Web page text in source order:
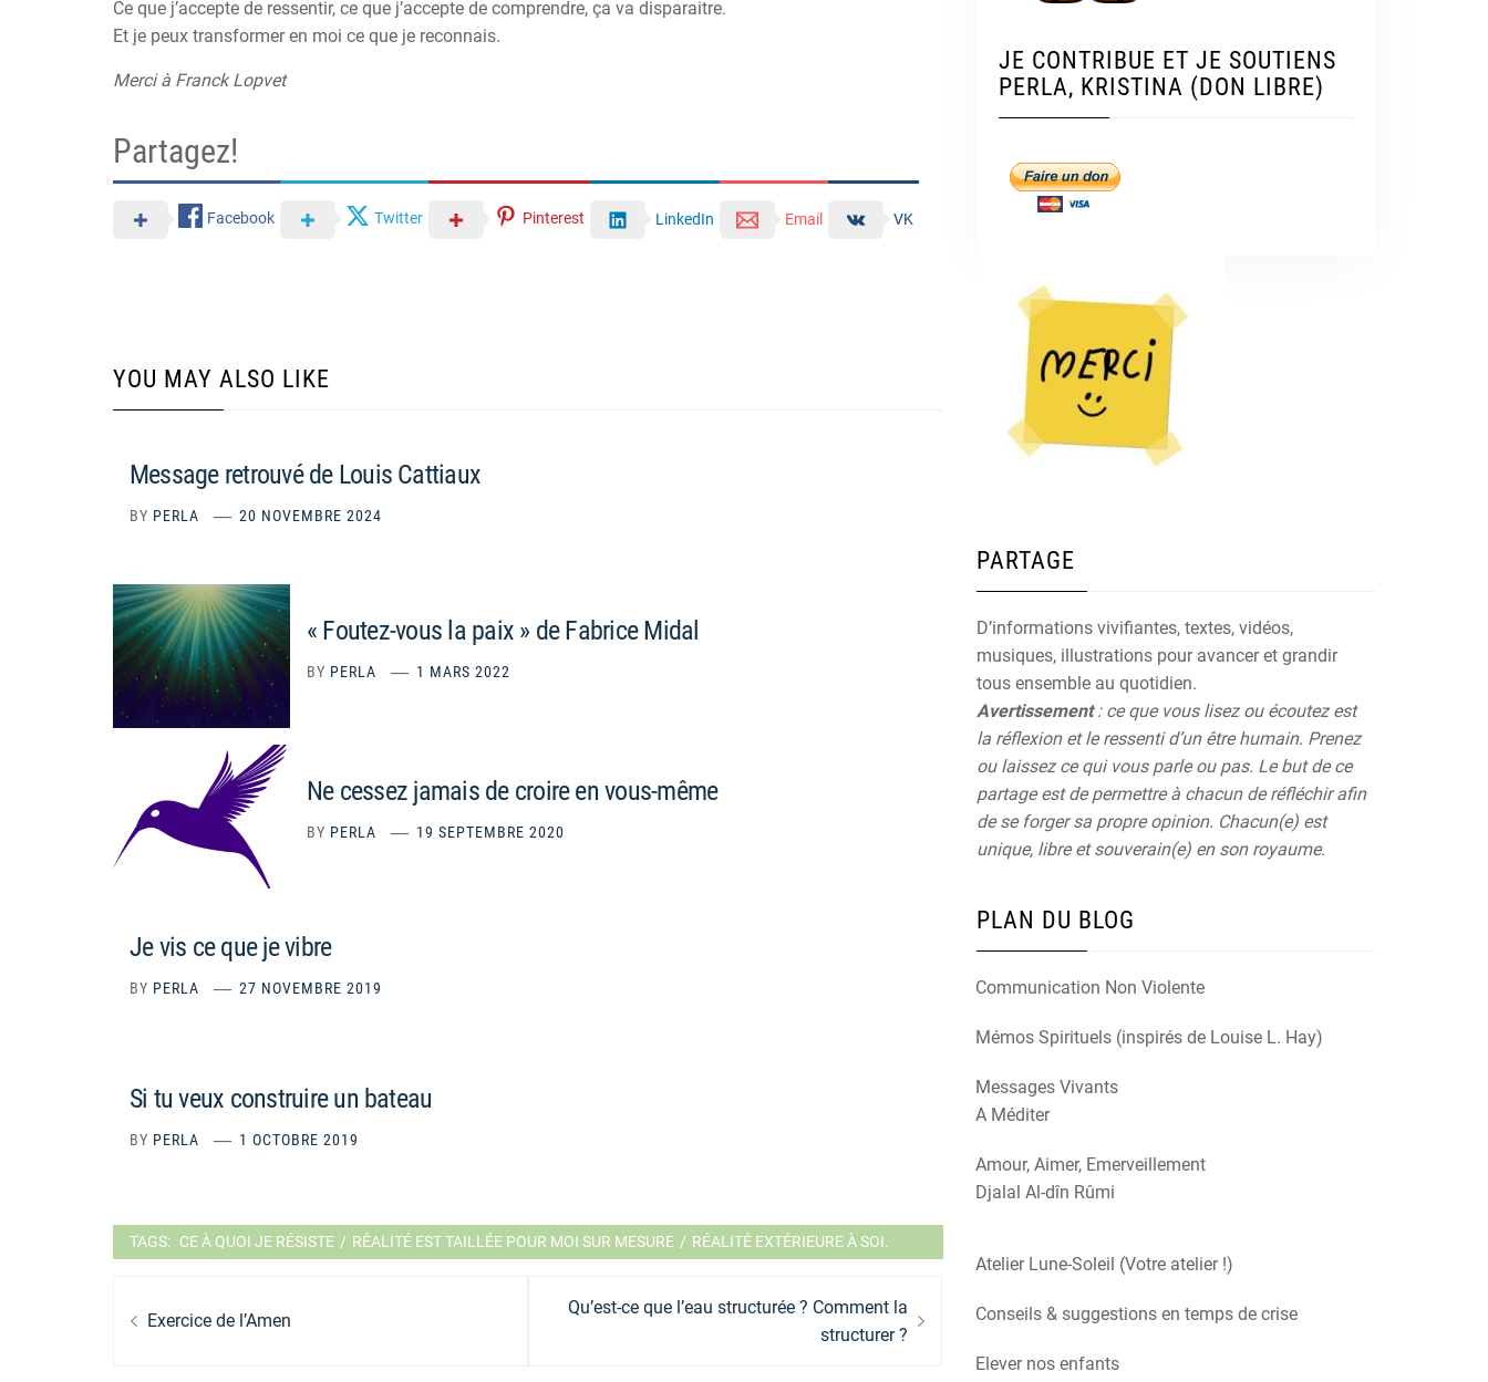
Ce que j’accepte de ressentir, ce que j’accepte de comprendre, ça va disparaitre.
Et je peux transformer en moi ce que je reconnais.
Merci à Franck Lopvet
Partagez!
Facebook Twitter Pinterest LinkedIn Email VK
YOU MAY ALSO LIKE
Message retrouvé de Louis Cattiaux
BY PERLA 20 NOVEMBRE 2024
« Foutez-vous la paix » de Fabrice Midal
BY PERLA 1 MARS 2022
Ne cessez jamais de croire en vous-même
BY PERLA 19 SEPTEMBRE 2020
Je vis ce que je vibre
BY PERLA 27 NOVEMBRE 2019
Si tu veux construire un bateau
BY PERLA 1 OCTOBRE 2019
TAGS: CE À QUOI JE RÉSISTE / RÉALITÉ EST TAILLÉE POUR MOI SUR MESURE / RÉALITÉ EXTÉRIEURE À SOI.
de Previous
Exercice de l’Amen
Next
Qu’est-ce que l’eau structurée ? Comment la
structurer ?
JE CONTRIBUE ET JE SOUTIENS
PERLA, KRISTINA (DON LIBRE)
PARTAGE
D’informations vivifiantes, textes, vidéos,
musiques, illustrations pour avancer et grandir
tous ensemble au quotidien.
Avertissement: ce que vous lisez ou écoutez est
la réflexion et le ressenti d’un être humain. Prenez
ou laissez ce qui vous parle ou pas. Le but de ce
partage est de permettre à chacun de réfléchir afin
de se forger sa propre opinion. Chacun(e) est
unique, libre et souverain(e) en son royaume.
PLAN DU BLOG
Communication Non Violente
Mémos Spirituels (inspirés de Louise L. Hay)
Messages Vivants
A Méditer
Amour, Aimer, Emerveillement
Djalal Al-dîn Rûmi
Atelier Lune-Soleil (Votre atelier !)
Conseils & suggestions en temps de crise
Elever nos enfants